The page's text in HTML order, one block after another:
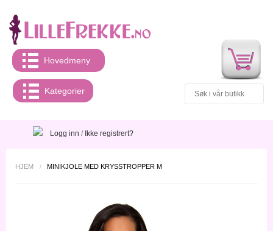
Hovedmeny
Kategorier
Logg inn / Ikke registrert?
HJEM / MINIKJOLE MED KRYSSTROPPER M